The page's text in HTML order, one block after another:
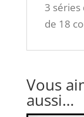
3 séries
de 18
Vous
aussi…